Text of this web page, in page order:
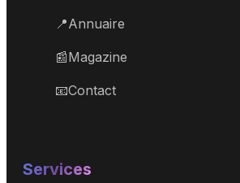
📍Annuaire
📰Magazine
📧Contact
Services